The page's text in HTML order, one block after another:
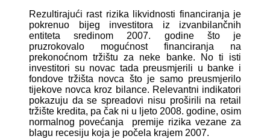
Rezultirajući rast rizika likvidnosti financiranja je
pokrenuo bijeg investitora iz izvanbilančnih
entiteta sredinom 2007. godine što je
pruzrokovalo mogućnost financiranja na
prekonoćnom tržištu za neke banke. No ti isti
investitori su novac tada preusmjerili u banke i
fondove tržišta novca što je samo preusmjerilo
tijekove novca kroz bilance. Relevantni indikatori
pokazuju da se spreadovi nisu proširili na retail
tržište kredita, pa čak ni u ljeto 2008. godine, osim
normalnog povećanja premije rizika vezane za
blagu recesiju koja je počela krajem 2007.